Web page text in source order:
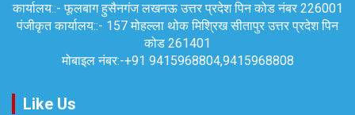
कार्यालय::-फूलबाग हुसैनगंज लखनऊ उत्तर प्रदेश पिन कोड नंबर 226001
पंजीकृत कार्यालय::- 157 मोहल्ला थोक मिश्रिख सीतापुर उत्तर प्रदेश पिन
कोड 261401
मोबाइल नंबर:-+91 9415968804,9415968808
Like Us